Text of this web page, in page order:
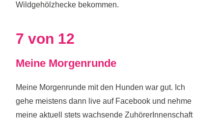
Wildgehölzhecke bekommen.
7 von 12
Meine Morgenrunde
Meine Morgenrunde mit den Hunden war gut. Ich
gehe meistens dann live auf Facebook und nehme
meine aktuell stets wachsende ZuhörerInnenschaft